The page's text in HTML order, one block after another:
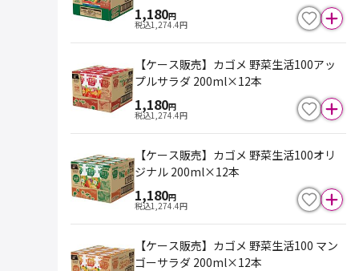
1,180円
税込1,274.4円
【ケース販売】カゴメ 野菜生活100アッ
プルサラダ 200ml×12本
1,180円
税込1,274.4円
【ケース販売】カゴメ 野菜生活100オリ
ジナル 200ml×12本
1,180円
税込1,274.4円
【ケース販売】カゴメ 野菜生活100 マン
ゴーサラダ 200ml×12本